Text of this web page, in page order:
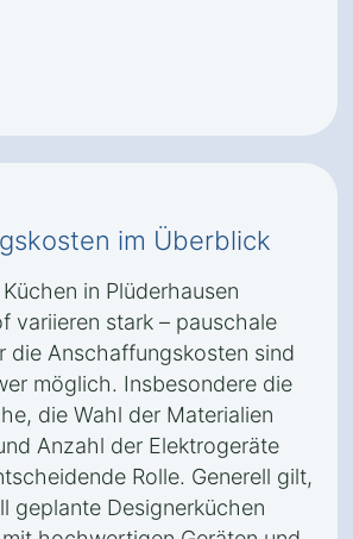
im Überblick
in Plüderhausen
variieren stark – pauschale
die Anschaffungskosten sind
möglich. Insbesondere die
die Wahl der Materialien
Anzahl der Elektrogeräte
Rolle. Generell gilt,
geplante Designerküchen